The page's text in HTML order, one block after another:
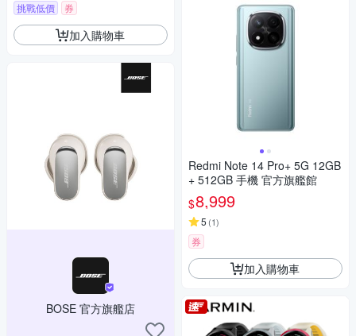
挑戰低價 券
加入購物車
BOSE 官方旗艦店
Redmi Note 14 Pro+ 5G 12GB
+ 512GB 手機 官方旗艦館
$8,999
5 (1)
券
加入購物車